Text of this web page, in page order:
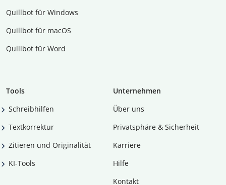
Quillbot für Windows
Quillbot für macOS
Quillbot für Word
Tools
Schreibhilfen
Textkorrektur
Zitieren und Originalität
KI-Tools
Unternehmen
Über uns
Privatsphäre & Sicherheit
Karriere
Hilfe
Kontakt